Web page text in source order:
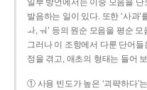
일부 방언에서는 이중 모음을 단
발음하는 일이 있다. 또한 ‘사과
ㅘ, ㅝ’ 등의 원순 모음을 평순
그러나 이 조항에서 다룬 단어
정을 겪고, 애초의 형태는 들어
① 사용 빈도가 높은 ‘괴퍅하다’